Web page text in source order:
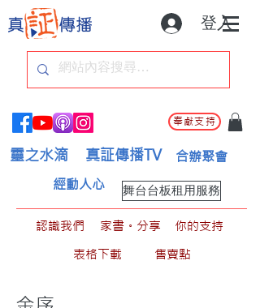
登入
奉獻支持
靈之水滴 真証傳播TV 合辦聚會
舞台台板租用服務
經動人心
認識我們 家書。分享
你的支持
表格下載
售賣點